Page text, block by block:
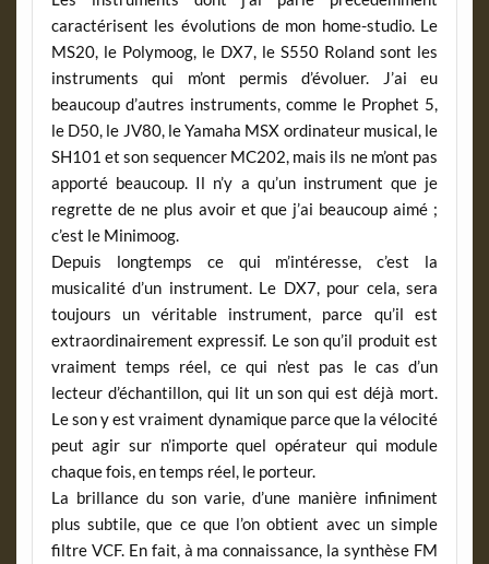
caractérisent les évolutions de mon home-studio. Le
MS20, le Polymoog, le DX7, le S550 Roland sont les
instruments qui m’ont permis d’évoluer. J’ai eu
beaucoup d’autres instruments, comme le Prophet 5,
le D50, le JV80, le Yamaha MSX ordinateur musical, le
SH101 et son sequencer MC202, mais ils ne m’ont pas
apporté beaucoup. Il n’y a qu’un instrument que je
regrette de ne plus avoir et que j’ai beaucoup aimé ;
c’est le Minimoog.
Depuis longtemps ce qui m’intéresse, c’est la
musicalité d’un instrument. Le DX7, pour cela, sera
toujours un véritable instrument, parce qu’il est
extraordinairement expressif. Le son qu’il produit est
vraiment temps réel, ce qui n’est pas le cas d’un
lecteur d’échantillon, qui lit un son qui est déjà mort.
Le son y est vraiment dynamique parce que la vélocité
peut agir sur n’importe quel opérateur qui module
chaque fois, en temps réel, le porteur.
La brillance du son varie, d’une manière infiniment
plus subtile, que ce que l’on obtient avec un simple
filtre VCF. En fait, à ma connaissance, la synthèse FM